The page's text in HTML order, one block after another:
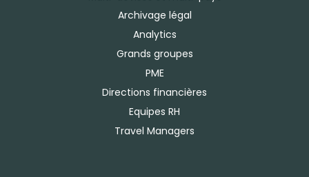
Archivage légal
Analytics
Grands groupes
PME
Directions financières
Equipes RH
Travel Managers